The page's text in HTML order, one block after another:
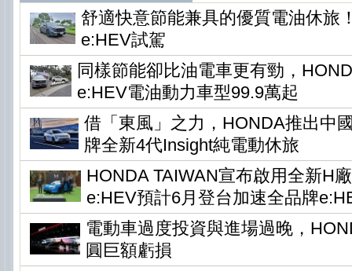
舒適快意節能兼具的優質電油休旅
e:HEV試駕
同樣節能卻比油電車更有勁，
e:HEV電油動力車型99.9萬起
借「東風」之力，HONDA推出中
牌全新4代Insight純電動休旅
HONDA TAIWAN宣布啟用全新H
e:HEV預計6月登台加速全品牌
電動車過度投資與進場過晚，
圓巨額虧損